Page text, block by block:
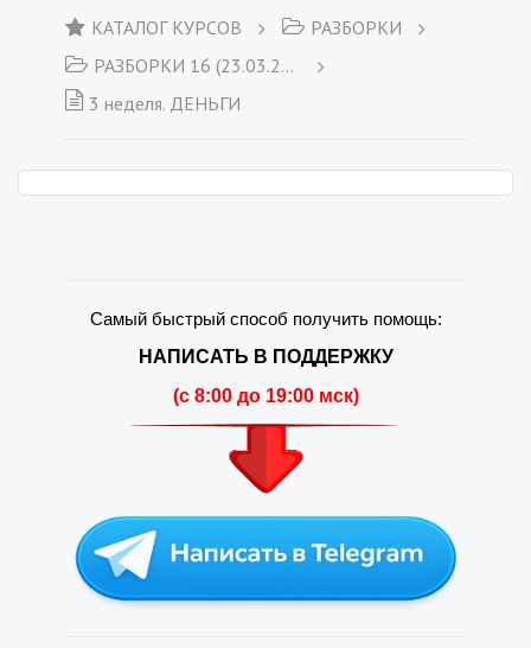
КАТАЛОГ КУРСОВ
РАЗБОРКИ
РАЗБОРКИ 16 (23.03.2020)
3 неделя. ДЕНЬГИ
Самый быстрый способ получить помощь:
НАПИСАТЬ В ПОДДЕРЖКУ
(c 8:00 до 19:00 мск)